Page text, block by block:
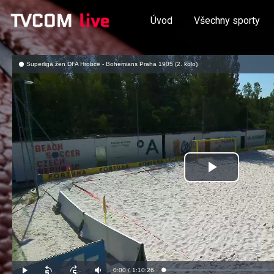
Úvod Všechny sporty
Přehrát
video
Aktuální
0:00 / Doba
1:10:26 Načteno:
Superliga žen DFA Hrobce - Bohemians Praha 1905 (2. kolo)